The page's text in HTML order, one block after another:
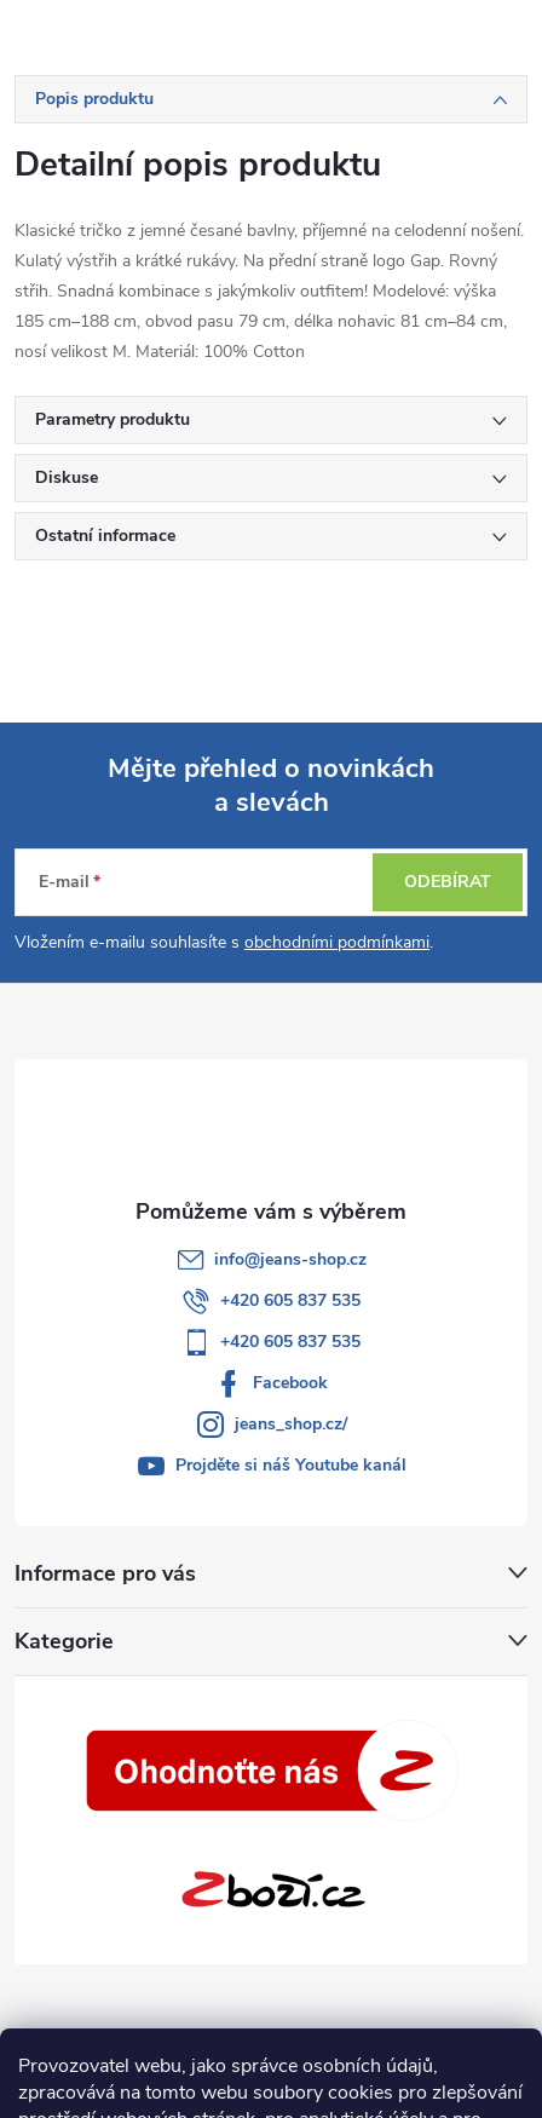
Provozovatel webu, jako správce osobních údajů,
zpracovává na tomto webu soubory cookies pro zlepšování
Popis produktu
Detailní popis produktu
Klasické tričko z jemné česané bavlny, příjemné na celodenní nošení.
Kulatý výstřih a krátké rukávy. Na přední straně logo Gap. Rovný
střih. Snadná kombinace s jakýmkoliv outfitem! Modelové: výška
185 cm–188 cm, obvod pasu 79 cm, délka nohavic 81 cm–84 cm,
nosí velikost M. Materiál: 100% Cotton
Parametry produktu
Diskuse
Ostatní informace
p
a
Mějte přehled o novinkách
a slevách
E-mail
Vložením e-mailu souhlasíte s obchodními podmínkami.
ODEBÍRAT
Informace pro vás
Kategorie
info@jeans-shop.cz
+420 605 837 535
+420 605 837 535
Facebook
jeans_shop.cz/
Projděte si náš Youtube kanál